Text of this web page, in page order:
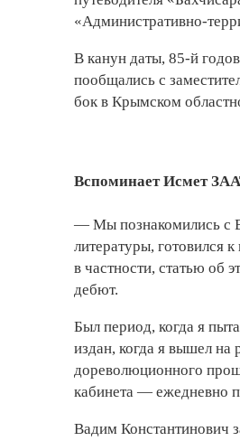
«Административно-
В канун даты, 85-й
пообщались с
бок в Крымском
Вспоминает Исмет
— Мы познакомились с
литературы, готовился
в частности, статью об
дебют.
Был период, когда я
издан, когда я вышел
дореволюционного
кабинета — ежедневно
Вадим Константинович